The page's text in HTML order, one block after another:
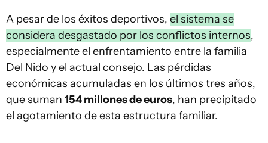
A pesar de los éxitos deportivos, el sistema se
considera desgastado por los conflictos internos,
especialmente el enfrentamiento entre la familia
Del Nido y el actual consejo. Las pérdidas
económicas acumuladas en los últimos tres años,
que suman 154 millones de euros, han precipitado
el agotamiento de esta estructura familiar.